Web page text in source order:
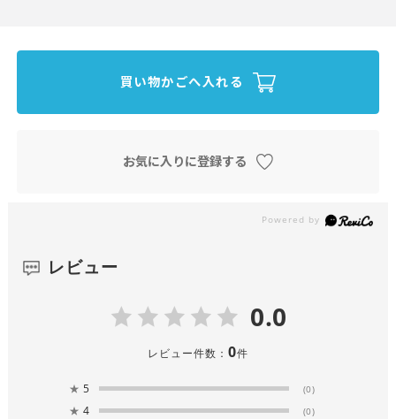
買い物かごへ入れる
お気に入りに登録する
レビュー
0.0
レビュー件数： 0件
★ 5 (0)
★ 4 (0)